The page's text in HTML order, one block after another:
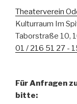
Theaterverein
Kulturraum Im
Taborstraße 10,
01 / 216 51 27 -
Für Anfragen
bitte: